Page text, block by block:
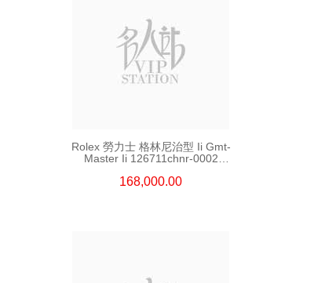
Rolex 勞力士 格林尼治型 Ii Gmt-
Master Ii 126711chnr-0002
168,000.00